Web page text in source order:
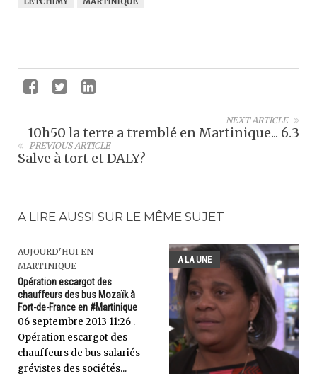
NEXT ARTICLE
10h50 la terre a tremblé en Martinique... 6.3
PREVIOUS ARTICLE
Salve à tort et DALY?
A LIRE AUSSI SUR LE MÊME SUJET
AUJOURD'HUI EN
MARTINIQUE
Opération escargot des
chauffeurs des bus Mozaïk à
Fort-de-France en #Martinique
06 septembre 2013 11:26 .
Opération escargot des
chauffeurs de bus salariés
grévistes des sociétés...
A LA UNE